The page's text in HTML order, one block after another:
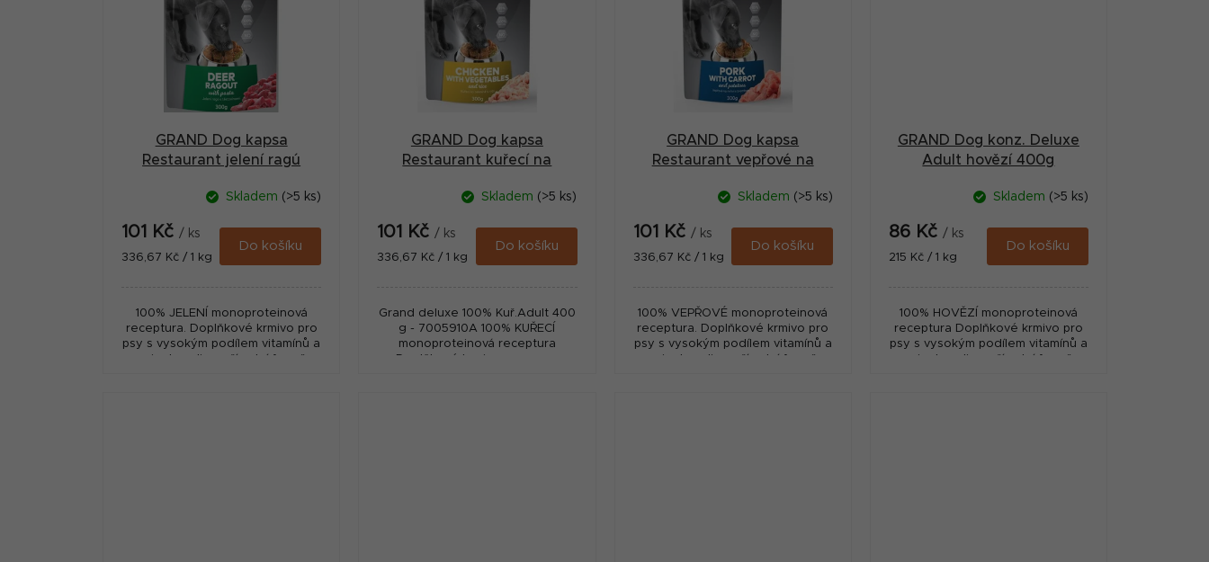
GRAND Dog kapsa
Restaurant jelení ragú
Skladem (>5 ks)
101 Kč / ks
Měrná
336,67 Kč / 1 kg
Do košíku
100% JELENÍ monoproteinová
receptura. Doplňkové krmivo pro
psy s vysokým podílem vitamínů a
GRAND Dog kapsa
Restaurant kuřecí na
Skladem (>5 ks)
101 Kč/ ks
Měrná
336,67 Kč / 1 kg
Do košíku
Grand deluxe 100% Kuř.Adult 400
g - 7005910A 100% KUŘECÍ
monoproteinová receptura
GRAND Dog kapsa
Restaurant vepřové na
Skladem (>5 ks)
101 Kč / ks
Měrná
336,67 Kč / 1 kg
Do košíku
100% VEPŘOVÉ monoproteinová
receptura. Doplňkové krmivo pro
psy s vysokým podílem vitamínů a
GRAND Dog konz. Deluxe
Adult hovězí 400g
Skladem (>5 ks)
86 Kč / ks
Měrná
215 Kč / 1 kg
Do košíku
100% HOVĚZÍ monoproteinová
receptura Doplňkové krmivo pro
psy s vysokým podílem vitamínů a